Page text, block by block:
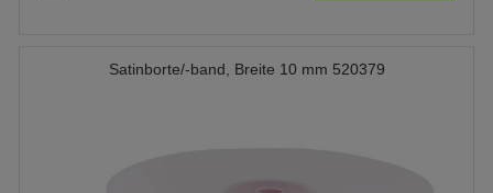
Satinborte/-band, Breite 10 mm 520379